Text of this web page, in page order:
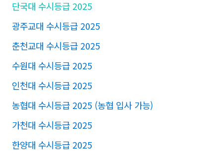
단국대 수시등급 2025
광주교대 수시등급 2025
춘천교대 수시등급 2025
수원대 수시등급 2025
인천대 수시등급 2025
농협대 수시등급 2025 (농협 입사 가능)
가천대 수시등급 2025
한양대 수시등급 2025